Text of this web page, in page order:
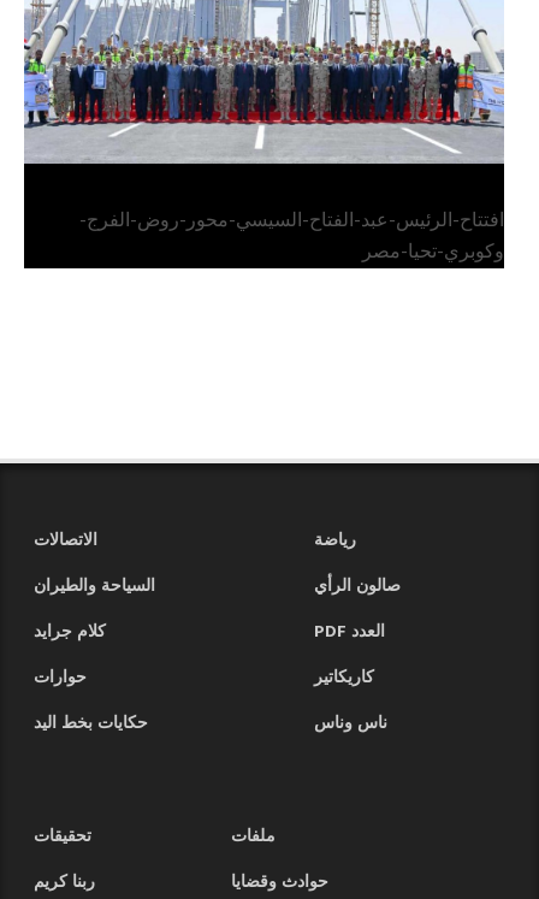
افتتاح-الرئيس-عبد-الفتاح-السيسي-محور-روض-الفرج-
وكوبري-تحيا-مصر
رياضة
الاتصالات
صالون الرأي
السياحة والطيران
العدد PDF
كلام جرايد
كاريكاتير
حوارات
ناس وناس
حكايات بخط اليد
ملفات
تحقيقات
حوادث وقضايا
ربنا كريم